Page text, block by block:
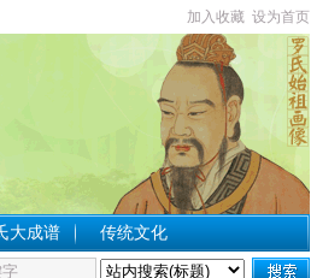
加入收藏 设为首页
大成谱 传统文化